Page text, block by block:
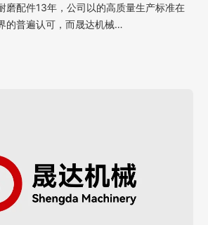
磨配件13年，公司以的高质量生产标准在
的普遍认可，而晟达机械…